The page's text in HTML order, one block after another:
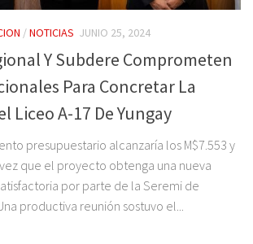
/NOTICIAS JUNIO 25, 2024
Y Subdere Comprometen
Para Concretar La
Liceo A-17 De Yungay
presupuestario alcanzaría los M$7.553 y
que el proyecto obtenga una nueva
por parte de la Seremi de
productiva reunión sostuvo el...